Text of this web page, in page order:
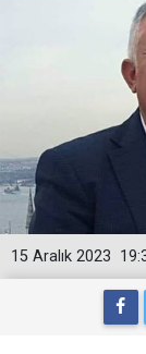
15 Aralık 2023